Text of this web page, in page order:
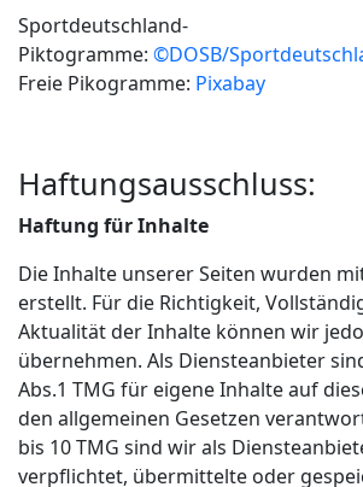
Sportdeutschland-
Piktogramme: ©DOSB/
Freie Pikogramme: Pixabay
Haftungsausschluss:
Haftung für Inhalte
Die Inhalte unserer Seiten wurden
erstellt. Für die Richtigkeit,
Aktualität der Inhalte können wir
übernehmen. Als Diensteanbieter
Abs.1 TMG für eigene Inhalte auf
den allgemeinen Gesetzen
bis 10 TMG sind wir als
verpflichtet, übermittelte oder